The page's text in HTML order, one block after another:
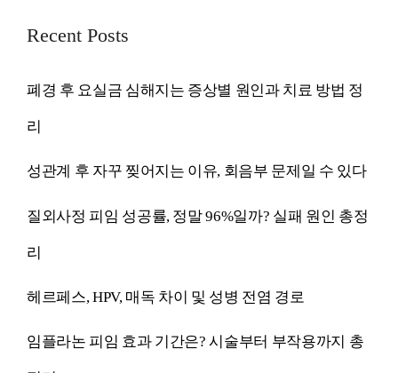
Recent Posts
폐경 후 요실금 심해지는 증상별 원인과 치료 방법 정
리
성관계 후 자꾸 찢어지는 이유, 회음부 문제일 수 있다
질외사정 피임 성공률, 정말 96%일까? 실패 원인 총정
리
헤르페스, HPV, 매독 차이 및 성병 전염 경로
임플라논 피임 효과 기간은? 시술부터 부작용까지 총